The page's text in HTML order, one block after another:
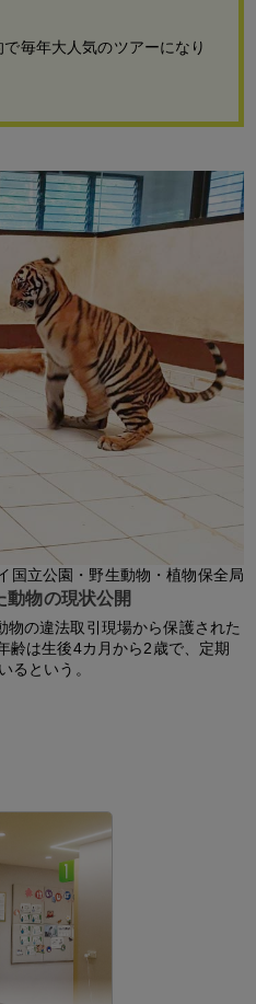
毎年大人気のツアーになり
国立公園・野生動物・植物保全局
動物の現状公開
の違法取引現場から保護された
齢は生後4カ月から2歳で、定期
るという。